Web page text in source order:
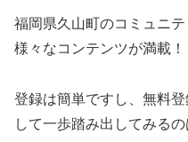
福岡県久山町のコミュニ
様々なコンテンツが満載！
登録は簡単ですし、無料
して一歩踏み出してみるの